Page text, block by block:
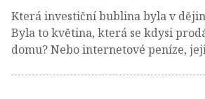
Která investiční bublina byla v
Byla to květina, která se kdysi
domu? Nebo internetové peníze,